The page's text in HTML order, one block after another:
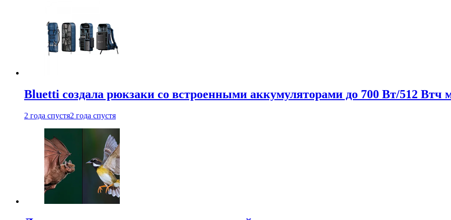
Bluetti создала рюкзаки со встроенными аккумуляторами до 700 Вт/512 Втч
2 года спустя2 года спустя